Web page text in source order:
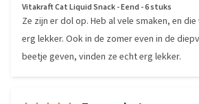
Vitakraft Cat Liquid Snack - Eend - 6 stuks
Ze zijn er dol op. Heb al vele smaken, en
erg lekker. Ook in de zomer even in de
beetje geven, vinden ze echt erg lekker.